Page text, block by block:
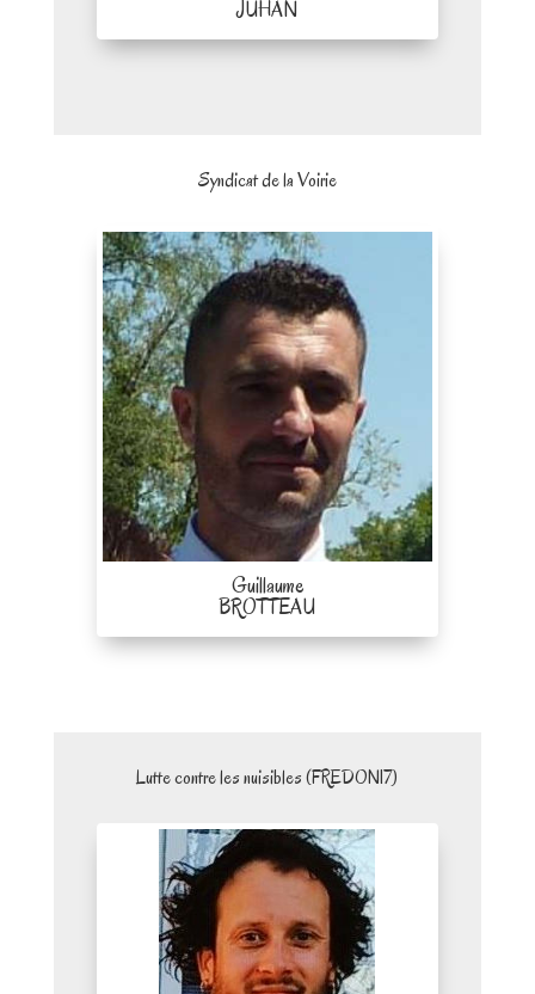
JUHAN
Syndicat de la Voirie
Guillaume
BROTTEAU
Lutte contre les nuisibles (FREDON17)